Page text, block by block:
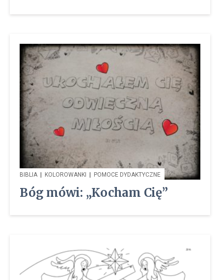
BIBLIA | KOLOROWANKI | POMOCE DYDAKTYCZNE
Bóg mówi: „Kocham Cię”